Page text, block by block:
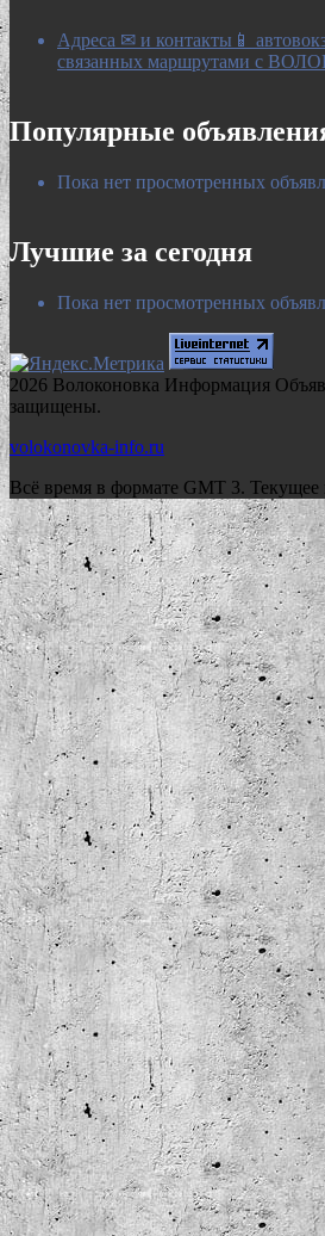
Адреса ✉ и контакты📱
связанных маршрутами с
Популярные
Пока нет просмотренных
Лучшие за сегодня
Пока нет просмотренных
2026 Волоконовка Информация
защищены.
volokonovka-info.ru
Всё время в формате GMT 3. Текущее